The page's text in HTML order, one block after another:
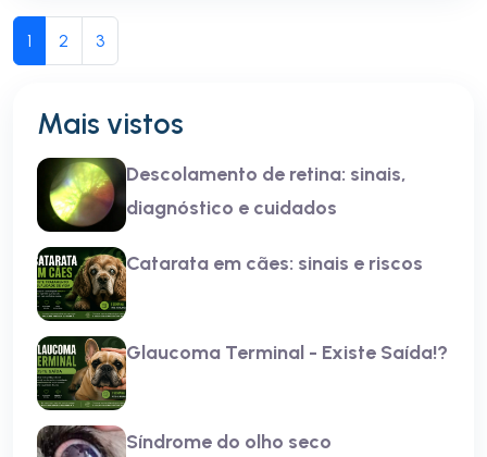
1 2 3
Mais vistos
Descolamento de retina: sinais,
diagnóstico e cuidados
Catarata em cães: sinais e riscos
Glaucoma Terminal - Existe Saída!?
Síndrome do olho seco